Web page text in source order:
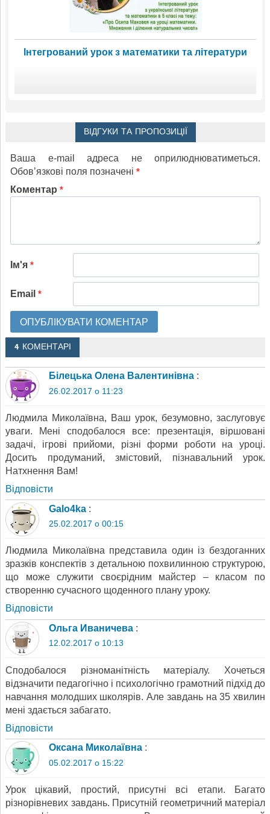
Інтегрований урок з математики та літератури
ВІДГУКИ ТА ПРОПОЗИЦІЇ
Ваша e-mail адреса не оприлюднюватиметься.
Обов’язкові поля позначені *
Коментар *
Ім'я *
Email *
4 КОМЕНТАРІ
Білецька Олена Валентинівна :
26.02.2017 о 11:23
Людмила Миколаївна, Ваш урок, безумовно, заслуговує
уваги. Мені сподобалося все: презентація, віршовані
задачі, ігрові прийоми, різні форми роботи на уроці.
Досить продуманий, змістовий, пізнавальний урок.
Натхнення Вам!
Відповіcти
Galo4ka :
25.02.2017 о 00:15
Людмила Миколаївна представила один із бездоганних
зразків конспектів з детальною похвилинною структурою,
що може служити своєрідним майстер – класом по
створенню сучасного щоденного плану уроку.
Відповіcти
Ольга Иваничева :
12.02.2017 о 10:13
Сподобалося різноманітність матеріалу. Хочеться
відзначити педагогічно і психологічно грамотний підхід до
навчання молодших школярів. Але завдань на 35 хвилин
мені здається забагато.
Відповіcти
Оксана Миколаївна :
05.02.2017 о 15:22
Урок цікавий, простий, присутні всі етапи. Багато
різнорівневих завдань. Присутній геометричний матеріал